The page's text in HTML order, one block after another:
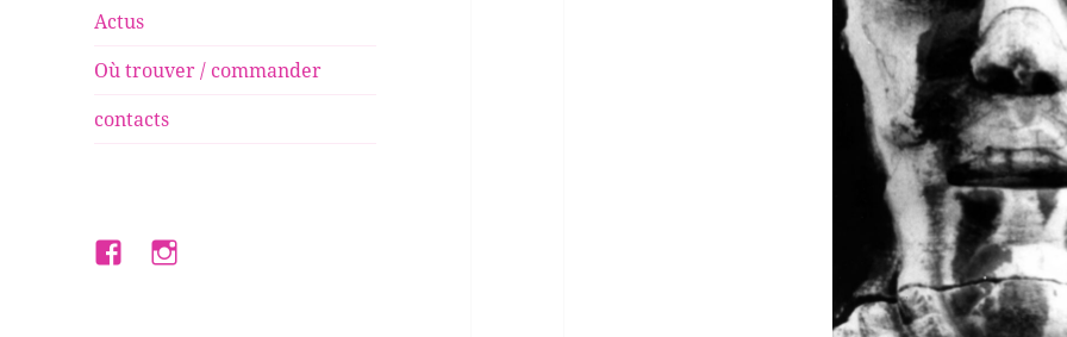
Actus
Où trouver / commander
contacts
FacebookInstagram